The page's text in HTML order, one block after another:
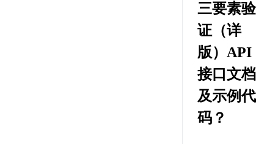
三要素验
证（详
版）API
接口文档
及示例代
码？